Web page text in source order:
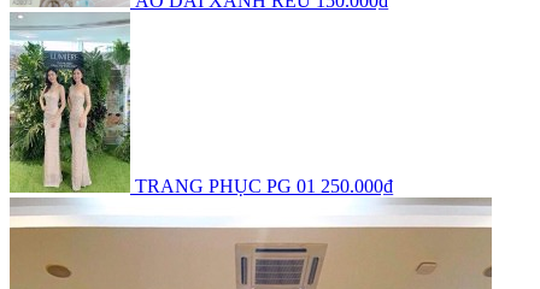
TRANG PHỤC PG 01 250.000₫